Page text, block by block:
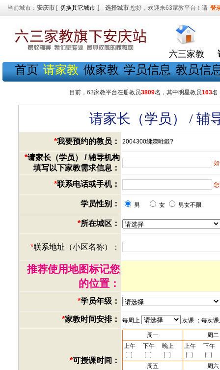
当前城市： 安庆市 [ 切换其它城市 ] 选择城市 您好，欢迎来63家教平台！请 登
六三家教
首页 请家教 做家教 学员信息 教员信
目前，63家教平台在册教员3809名，其中明星教员163名
请家长（学员） / 辅
*我要预约的教员： 2004300绋嬫暀鍛?
*请家长（学员） / 辅导机构
填写以下家教需求信息：
*联系电话或手机：
学员性别： 男 女 男女不限
*所在城区：
*联系地址（小区名称）：
推荐使用地图标记您
的位置：
*学员年级：
*家教时间安排： 每周上 次课 ；每次
*可授课时间：
周一
周二
上午
下午 晚上 上午 下午
周五
周六